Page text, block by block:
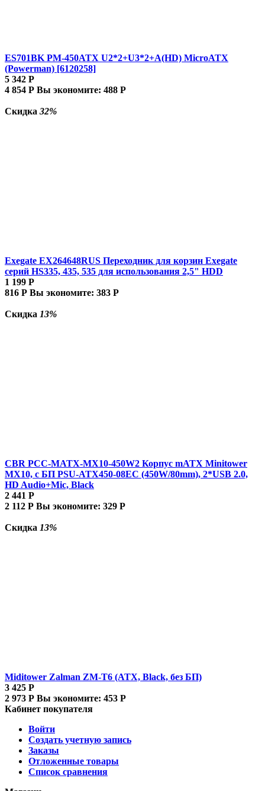
ES701BK PM-450ATX U2*2+U3*2+A(HD) MicroATX
(Powerman) [6120258]
5 342 Р
4 854 Р Вы экономите: 488 Р
Скидка 32%
Exegate EX264648RUS Переходник для корзин Exegate
серий HS335, 435, 535 для использования 2,5" HDD
1 199 Р
816 Р Вы экономите: 383 Р
Скидка 13%
CBR PCC-MATX-MX10-450W2 Корпус mATX Minitower
MX10, c БП PSU-ATX450-08EC (450W/80mm), 2*USB 2.0,
HD Audio+Mic, Black
2 441 Р
2 112 Р Вы экономите: 329 Р
Скидка 13%
Miditower Zalman ZM-T6 (ATX, Black, без БП)
3 425 Р
2 973 Р Вы экономите: 453 Р
Кабинет покупателя
Войти
Создать учетную запись
Заказы
Отложенные товары
Список сравнения